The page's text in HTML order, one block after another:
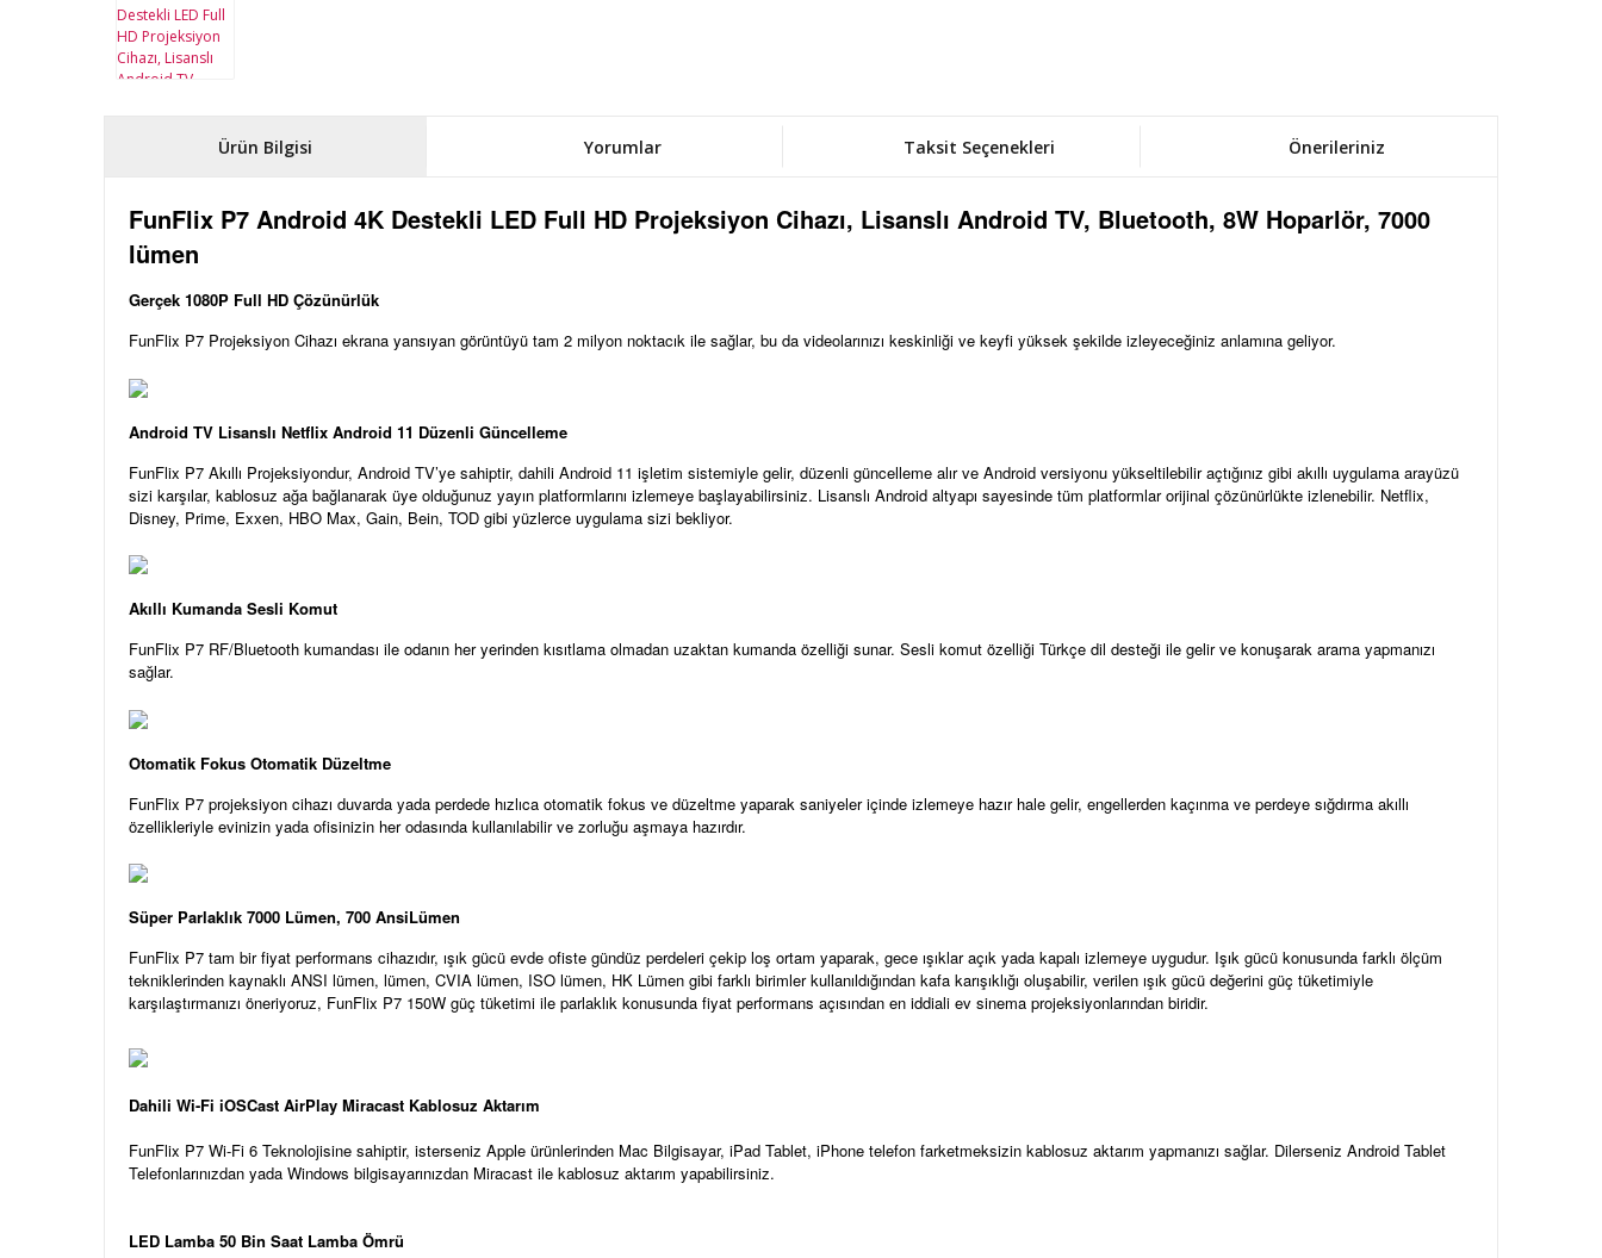
Ürün Bilgisi Yorumlar Taksit Seçenekleri Önerileriniz
FunFlix P7 Android 4K Destekli LED Full HD Projeksiyon Cihazı, Lisanslı Android TV, Bluetooth, 8W Hoparlör, 7000
lümen
Gerçek 1080P Full HD Çözünürlük
FunFlix P7 Projeksiyon Cihazı ekrana yansıyan görüntüyü tam 2 milyon noktacık ile sağlar, bu da videolarınızı keskinliği ve keyfi yüksek şekilde izleyeceğiniz anlamına geliyor.
Android TV Lisanslı Netflix Android 11 Düzenli Güncelleme
FunFlix P7 Akıllı Projeksiyondur, Android TV’ye sahiptir, dahili Android 11 işletim sistemiyle gelir, düzenli güncelleme alır ve Android versiyonu yükseltilebilir açtığınız gibi akıllı uygulama arayüzü
sizi karşılar, kablosuz ağa bağlanarak üye olduğunuz yayın platformlarını izlemeye başlayabilirsiniz. Lisanslı Android altyapı sayesinde tüm platformlar orijinal çözünürlükte izlenebilir. Netflix,
Disney, Prime, Exxen, HBO Max, Gain, Bein, TOD gibi yüzlerce uygulama sizi bekliyor.
Akıllı Kumanda Sesli Komut
FunFlix P7 RF/Bluetooth kumandası ile odanın her yerinden kısıtlama olmadan uzaktan kumanda özelliği sunar. Sesli komut özelliği Türkçe dil desteği ile gelir ve konuşarak arama yapmanızı
sağlar.
Otomatik Fokus Otomatik Düzeltme
FunFlix P7 projeksiyon cihazı duvarda yada perdede hızlıca otomatik fokus ve düzeltme yaparak saniyeler içinde izlemeye hazır hale gelir, engellerden kaçınma ve perdeye sığdırma akıllı
özellikleriyle evinizin yada ofisinizin her odasında kullanılabilir ve zorluğu aşmaya hazırdır.
Süper Parlaklık 7000 Lümen, 700 AnsiLümen
FunFlix P7 tam bir fiyat performans cihazıdır, ışık gücü evde ofiste gündüz perdeleri çekip loş ortam yaparak, gece ışıklar açık yada kapalı izlemeye uygudur. Işık gücü konusunda farklı ölçüm
tekniklerinden kaynaklı ANSI lümen, lümen, CVIA lümen, ISO lümen, HK Lümen gibi farklı birimler kullanıldığından kafa karışıklığı oluşabilir, verilen ışık gücü değerini güç tüketimiyle
karşılaştırmanızı öneriyoruz, FunFlix P7 150W güç tüketimi ile parlaklık konusunda fiyat performans açısından en iddiali ev sinema projeksiyonlarından biridir.
Dahili Wi-Fi iOSCast AirPlay Miracast Kablosuz Aktarım
FunFlix P7 Wi-Fi 6 Teknolojisine sahiptir, isterseniz Apple ürünlerinden Mac Bilgisayar, iPad Tablet, iPhone telefon farketmeksizin kablosuz aktarım yapmanızı sağlar. Dilerseniz Android Tablet
Telefonlarınızdan yada Windows bilgisayarınızdan Miracast ile kablosuz aktarım yapabilirsiniz.
LED Lamba 50 Bin Saat Lamba Ömrü